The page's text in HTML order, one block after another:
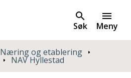
Søk Meny
Næring og etablering
NAV Hyllestad